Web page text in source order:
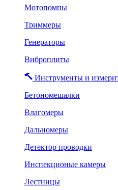
Мотопомпы
Триммеры
Генераторы
Виброплиты
Инструменты и
Бетономешалки
Влагомеры
Дальномеры
Детектор проводки
Инспекционые камеры
Лестницы